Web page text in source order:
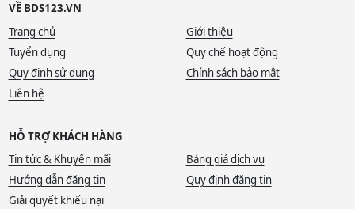
VỀ BDS123.VN
Trang chủ
Giới thiệu
Tuyển dụng
Quy chế hoạt động
Quy định sử dụng
Chính sách bảo mật
Liên hệ
HỖ TRỢ KHÁCH HÀNG
Tin tức & Khuyến mãi
Bảng giá dịch vụ
Hướng dẫn đăng tin
Quy định đăng tin
Giải quyết khiếu nại